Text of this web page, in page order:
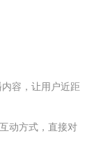
容，让用户近距
动方式，直接对